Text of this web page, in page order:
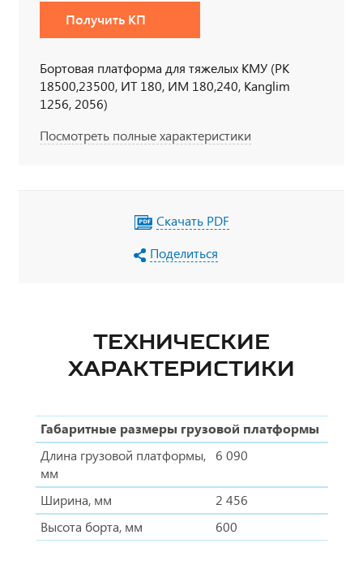
Получить КП
Бортовая платформа для тяжелых КМУ (РК
18500,23500, ИТ 180, ИМ 180,240, Kanglim
1256, 2056)
Посмотреть полные характеристики
Скачать PDF
Поделиться
ТЕХНИЧЕСКИЕ
ХАРАКТЕРИСТИКИ
Габаритные размеры грузовой платформы
Длина грузовой платформы,
мм
6 090
Ширина, мм
2 456
Высота борта, мм
600